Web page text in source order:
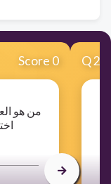
Score 0
من هو
Q2